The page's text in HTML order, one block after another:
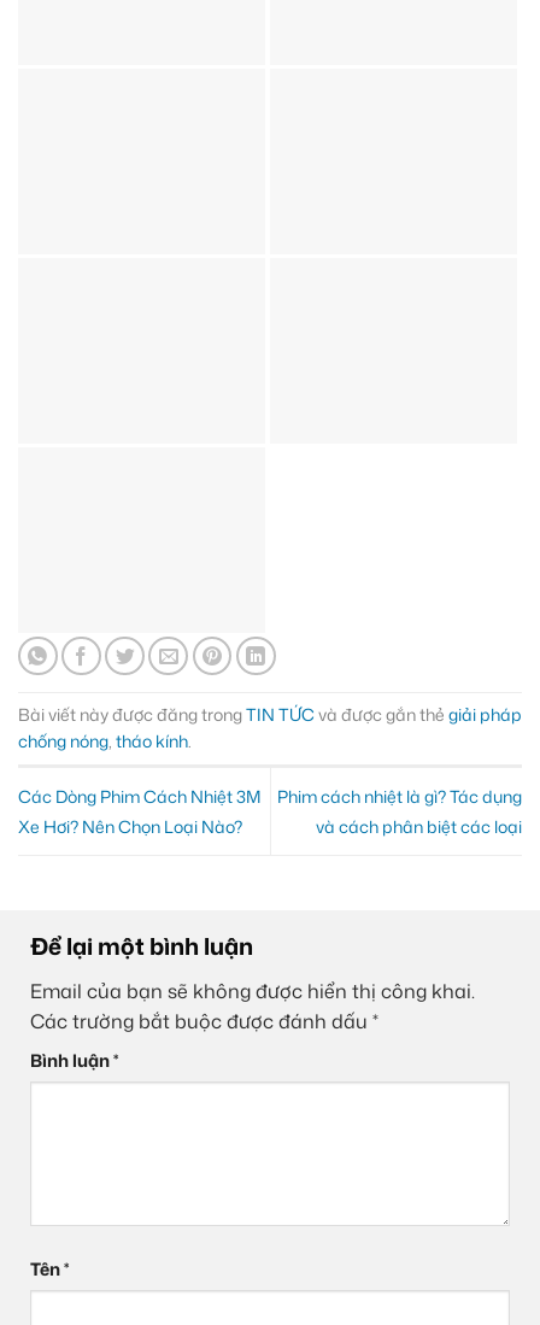
Bài viết này được đăng trongTIN TỨC và được gắn thẻ giải pháp
chống nóng tháo kính
Các Dòng Phim Cách Nhiệt 3M
Xe Hơi? Nên Chọn Loại Nào?
Phim cách nhiệt là gì? Tác dụng
và cách phân biệt các loại
Để lại một bình luận
Email của bạn sẽ không được hiển thị công khai.
Các trường bắt buộc được đánh dấu *
Bình luận*
Tên*